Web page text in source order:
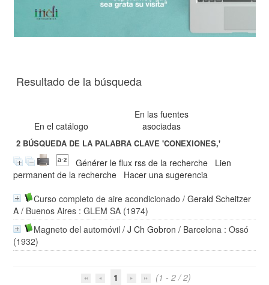
Resultado de la búsqueda
En el catálogo
En las fuentes
asociadas
2 BÚSQUEDA DE LA PALABRA CLAVE'CONEXIONES,'
Générer le flux rss de la recherche
Lien
permanent de la recherche
Hacer una sugerencia
Curso completo de aire acondicionado /Gerald Scheitzer
A / Buenos Aires : GLEM SA (1974)
Magneto del automóvil /J Ch Gobron / Barcelona : Ossó
(1932)
1 (1 - 2 / 2)